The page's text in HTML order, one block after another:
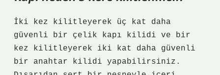
İki kez kilitleyerek üç kat daha
güvenli bir çelik kapı kilidi ve bir
kez kilitleyerek iki kat daha güvenli
bir anahtar kilidi yapabilirsiniz.